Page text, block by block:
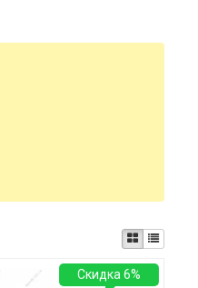
Скидка 6%